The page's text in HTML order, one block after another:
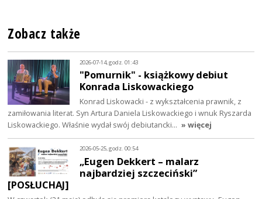
Zobacz także
2026-07-14, godz. 01:43
"Pomurnik" - książkowy debiut
Konrada Liskowackiego
Konrad Liskowacki - z wykształcenia prawnik, z
zamiłowania literat. Syn Artura Daniela Liskowackiego i wnuk Ryszarda
Liskowackiego. Właśnie wydał swój debiutancki… » więcej
2026-05-25, godz. 00:54
„Eugen Dekkert – malarz
najbardziej szczeciński”
[POSŁUCHAJ]